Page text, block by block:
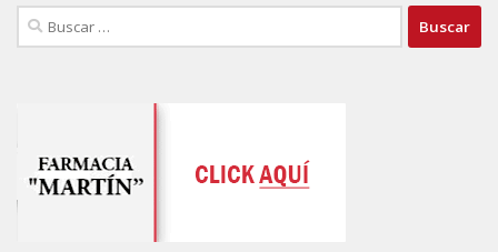
Buscar: